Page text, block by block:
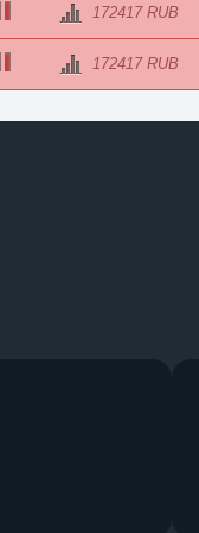
172417 RUB
172417 RUB